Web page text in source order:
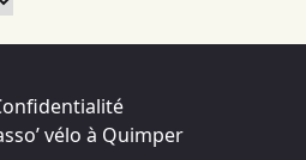
vélo à Quimper